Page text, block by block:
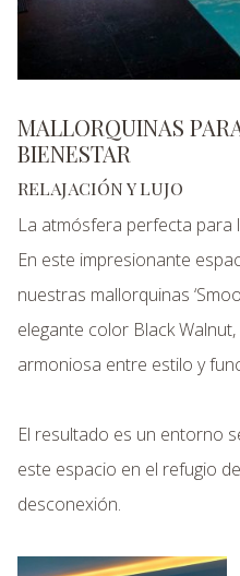
MALLORQUINAS
BIENESTAR
RELAJACIÓN Y LUJO
La atmósfera perfecta para
En este impresionante
nuestras mallorquinas
elegante color Black
armoniosa entre estilo y
El resultado es un entorno
este espacio en el refugio
desconexión.